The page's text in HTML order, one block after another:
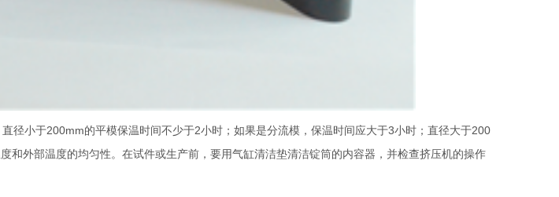
径小于200mm的平模保温时间不少于2小时；如果是分流模，保温时间应大于3小时；直径大于200
和外部温度的均匀性。在试件或生产前，要用气缸清洁垫清洁锭筒的内容器，并检查挤压机的操作